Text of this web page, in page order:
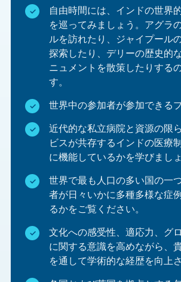
コミュニケーション能力を養うのに
事面でも私生活面でもあなたにとっ
ょう。
医学実習ではどのような仕事をするこ
医療・ヘルスケアおよび看護プログラ
で医師や看護師の業務を見学し、経験
要に応じて補助業務を行います。オブ
ログラムに参加する学生は、内科、救
部、産婦人科など、様々な部署で見学
ます。
なぜインドで医学実習を行うべきなの
インドでの医療インターンシップは、
体験という他に類を見ない組み合わせ
ンドでのインターンシップが優れた選
自由時間には、インドの世界
を巡ってみましょう。アグラ
ルを訪れたり、ジャイプール
探索したり、デリーの歴史的
ニュメントを散策したりする
す。
世界中の参加者が参加できる
近代的な私立病院と資源の限
ビスが共存するインドの医療
に機能しているかを学びましょ
世界で最も人口の多い国の一
者が日々いかに多種多様な症
るかをご覧ください。
文化への感受性、適応力、グ
に関する意識を高めながら、
を通して学術的な経歴を向上